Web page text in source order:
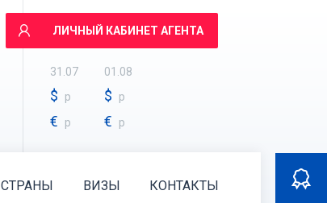
ЛИЧНЫЙ КАБИНЕТ АГЕНТА
31.07
$ р
€ р
01.08
$ р
€ р
СТРАНЫ ВИЗЫ КОНТАКТЫ